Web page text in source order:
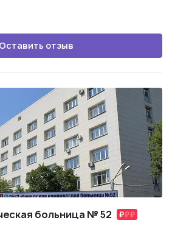
Оставить отзыв
больница № 52